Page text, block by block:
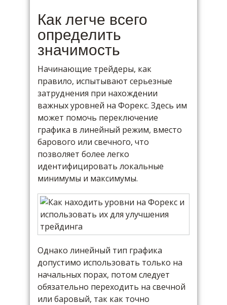
Как легче всего
определить
значимость
Начинающие трейдеры, как
правило, испытывают серьезные
затруднения при нахождении
важных уровней на Форекс. Здесь им
может помочь переключение
графика в линейный режим, вместо
барового или свечного, что
позволяет более легко
идентифицировать локальные
минимумы и максимумы.
Однако линейный тип графика
допустимо использовать только на
начальных порах, потом следует
обязательно переходить на свечной
или баровый, так как точно